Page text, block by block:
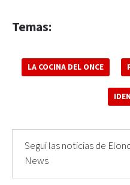
Temas:
LA COCINA DEL ONCE
Seguí las noticias de
News